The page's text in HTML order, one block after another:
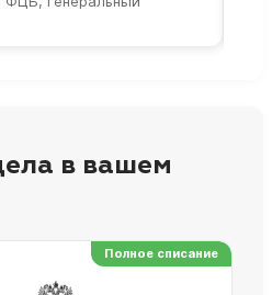
в вашем
Полное списание